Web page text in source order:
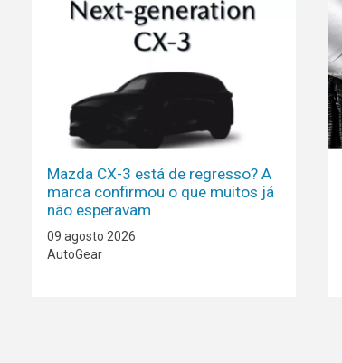
Mazda CX-3 está de regresso? A
marca confirmou o que muitos já
não esperavam
09 agosto 2026
AutoGear